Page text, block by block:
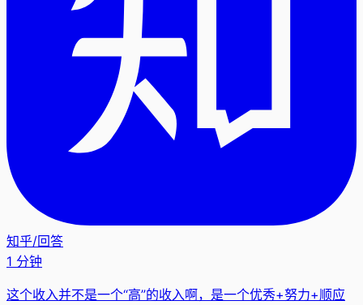
知乎/回答
1 分钟
这个收入并不是一个“高”的收入啊，是一个优秀+努力+顺应